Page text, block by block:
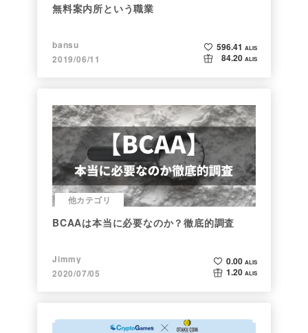
無料案内所という職業
bansu
2019/06/11
596.41 ALIS
84.20 ALIS
他カテゴリ
BCAAは本当に必要なのか？徹底的調査
Jimmy
2020/07/05
0.00 ALIS
1.20 ALIS